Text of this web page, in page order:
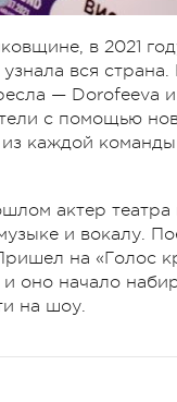
в 2021
вся
— Dorofeeva
с помощью
из каждой
актер
и вокалу.
на «Голос
оно начало
на шоу.